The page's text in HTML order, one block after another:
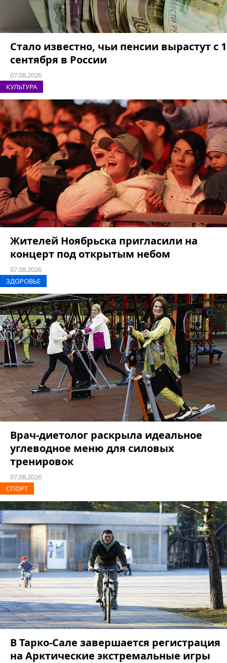
Стало известно, чьи пенсии вырастут с 1
сентября в России
07.08.2026
КУЛЬТУРА
Жителей Ноябрьска пригласили на
концерт под открытым небом
07.08.2026
ЗДОРОВЬЕ
Врач-диетолог раскрыла идеальное
углеводное меню для силовых
тренировок
07.08.2026
СПОРТ
В Тарко-Сале завершается регистрация
на Арктические экстремальные игры